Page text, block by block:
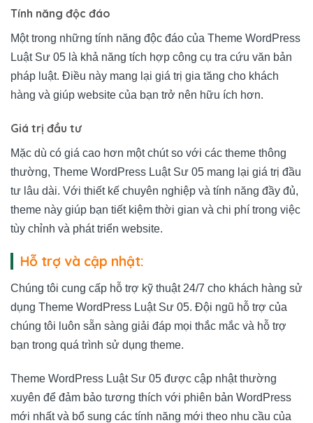
Tính năng độc đáo
Một trong những tính năng độc đáo của Theme WordPress
Luật Sư 05 là khả năng tích hợp công cụ tra cứu văn bản
pháp luật. Điều này mang lại giá trị gia tăng cho khách
hàng và giúp website của bạn trở nên hữu ích hơn.
Giá trị đầu tư
Mặc dù có giá cao hơn một chút so với các theme thông
thường, Theme WordPress Luật Sư 05 mang lại giá trị đầu
tư lâu dài. Với thiết kế chuyên nghiệp và tính năng đầy đủ,
theme này giúp bạn tiết kiệm thời gian và chi phí trong việc
tùy chỉnh và phát triển website.
Hỗ trợ và cập nhật:
Chúng tôi cung cấp hỗ trợ kỹ thuật 24/7 cho khách hàng sử
dụng Theme WordPress Luật Sư 05. Đội ngũ hỗ trợ của
chúng tôi luôn sẵn sàng giải đáp mọi thắc mắc và hỗ trợ
bạn trong quá trình sử dụng theme.
Theme WordPress Luật Sư 05 được cập nhật thường
xuyên để đảm bảo tương thích với phiên bản WordPress
mới nhất và bổ sung các tính năng mới theo nhu cầu của